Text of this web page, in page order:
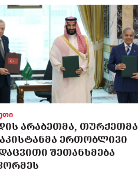
ᲐᲠᲐᲑᲔᲗᲛᲐ, ᲗᲣᲠᲥᲔᲗᲛᲐ
ᲔᲠᲗᲝᲑᲚᲘᲕᲘ
ᲨᲔᲗᲐᲜᲮᲛᲔᲑᲐ